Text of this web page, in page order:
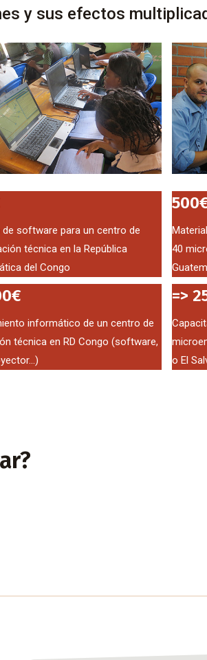
y sus efectos
de software para un centro de
técnica en la República
del Congo
informático de un centro de
técnica en RD Congo (software,
40
=>
o El